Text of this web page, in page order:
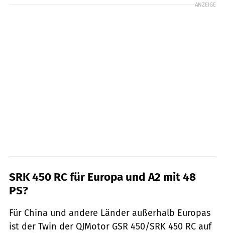
ANZEIGE
SRK 450 RC für Europa und A2 mit 48
PS?
Für China und andere Länder außerhalb Europas
ist der Twin der QJMotor GSR 450/SRK 450 RC auf